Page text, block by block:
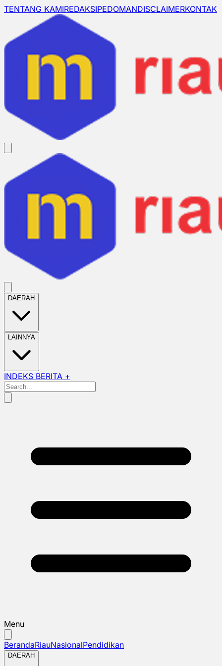
TENTANG KAMIREDAKSIPEDOMANDISCLAIMERKONTAK
DAERAH
LAINNYA
INDEKS BERITA +
Menu
BerandaRiauNasionalPendidikan
DAERAH